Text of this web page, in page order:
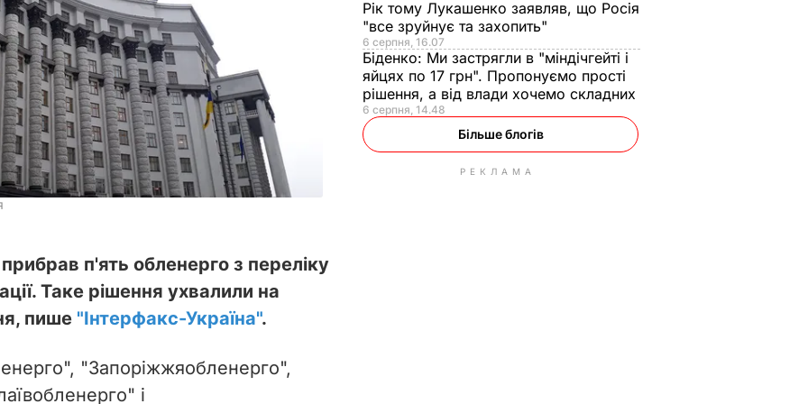
прибрав п'ять обленерго з переліку
Таке рішення ухвалили на
пише "Інтерфакс-Україна".
"Запоріжжяобленерго",
і
Рік тому Лукашенко заявляв, що Росія
"все зруйнує та захопить"
6 серпня, 16.07
Біденко: Ми застрягли в "міндічгейті і
яйцях по 17 грн". Пропонуємо прості
рішення, а від влади хочемо складних
6 серпня, 14.48
Більше блогів
РЕКЛАМА